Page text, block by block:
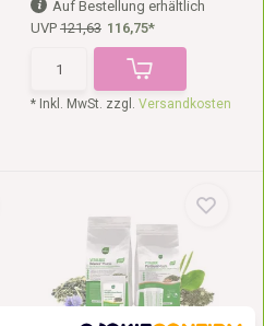
Auf Bestellung erhältlich
UVP 121,63 116,75*
* Inkl. MwSt. zzgl. Versandkosten